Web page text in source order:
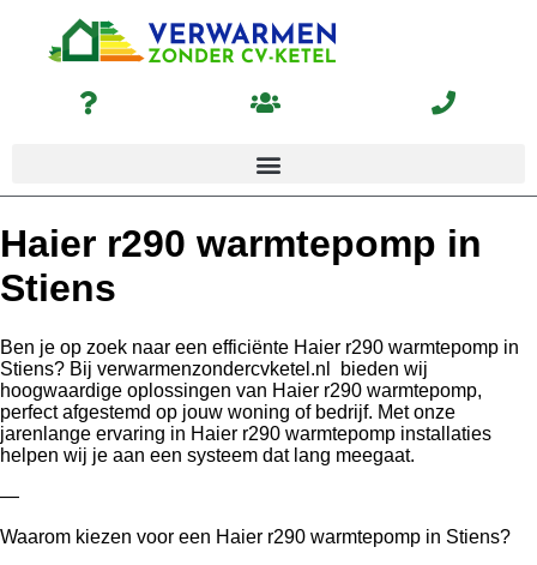
Haier r290 warmtepomp in
Stiens
Ben je op zoek naar een efficiënte Haier r290 warmtepomp in
Stiens? Bij verwarmenzondercvketel.nl bieden wij
hoogwaardige oplossingen van Haier r290 warmtepomp,
perfect afgestemd op jouw woning of bedrijf. Met onze
jarenlange ervaring in Haier r290 warmtepomp installaties
helpen wij je aan een systeem dat lang meegaat.
—
Waarom kiezen voor een Haier r290 warmtepomp in Stiens?